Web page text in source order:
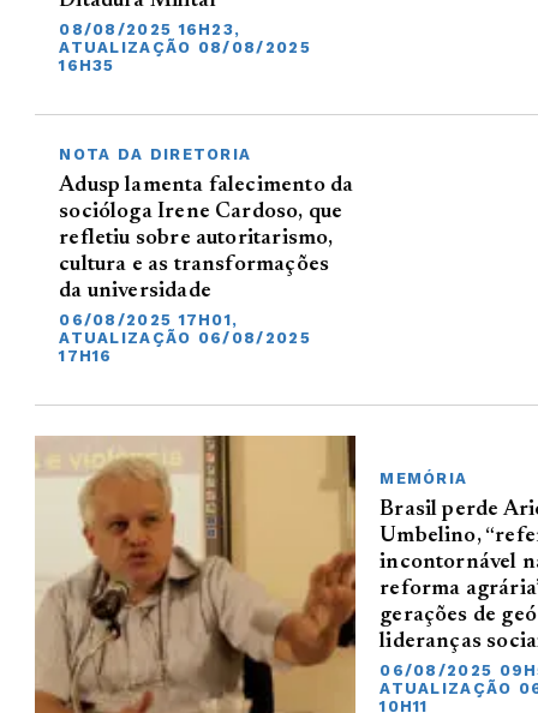
08/08/2025 16H23,
ATUALIZAÇÃO 08/08/2025
16H35
NOTA DA DIRETORIA
Adusp lamenta falecimento da
socióloga Irene Cardoso, que
refletiu sobre autoritarismo,
cultura e as transformações
da universidade
06/08/2025 17H01,
ATUALIZAÇÃO 06/08/2025
17H16
MEMÓRIA
Brasil perde
Umbelino,
incontornável
reforma
gerações de
lideranças
06/08/2025
ATUALIZAÇÃO
10H11